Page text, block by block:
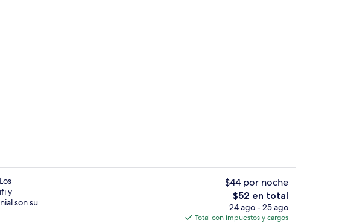
Ropa de cama de alta calidad y
y
son su
$44 por noche
El
precio
total
$52 en total
24 ago - 25 ago
Total con impuestos y cargos